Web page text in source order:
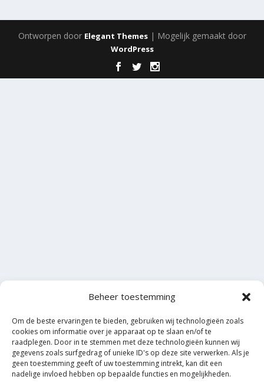
Beheer toestemming
Om de beste ervaringen te bieden, gebruiken wij technologieën zoals
cookies om informatie over je apparaat op te slaan en/of te
raadplegen. Door in te stemmen met deze technologieën kunnen wij
gegevens zoals surfgedrag of unieke ID's op deze site verwerken. Als je
geen toestemming geeft of uw toestemming intrekt, kan dit een
nadelige invloed hebben op bepaalde functies en mogelijkheden.
Ontworpen door Elegant Themes| Mogelijk gemaakt door
WordPress